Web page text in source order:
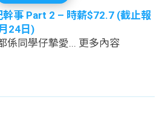
幹事 Part 2 – 時薪$72.7 (截止報
24日)
係同學仔摯愛... 更多內容